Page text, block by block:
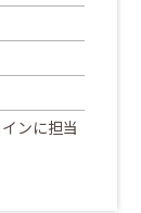
ンに担当